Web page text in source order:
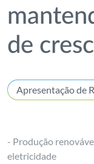
de
Apresentação de
- Produção
eletricidade